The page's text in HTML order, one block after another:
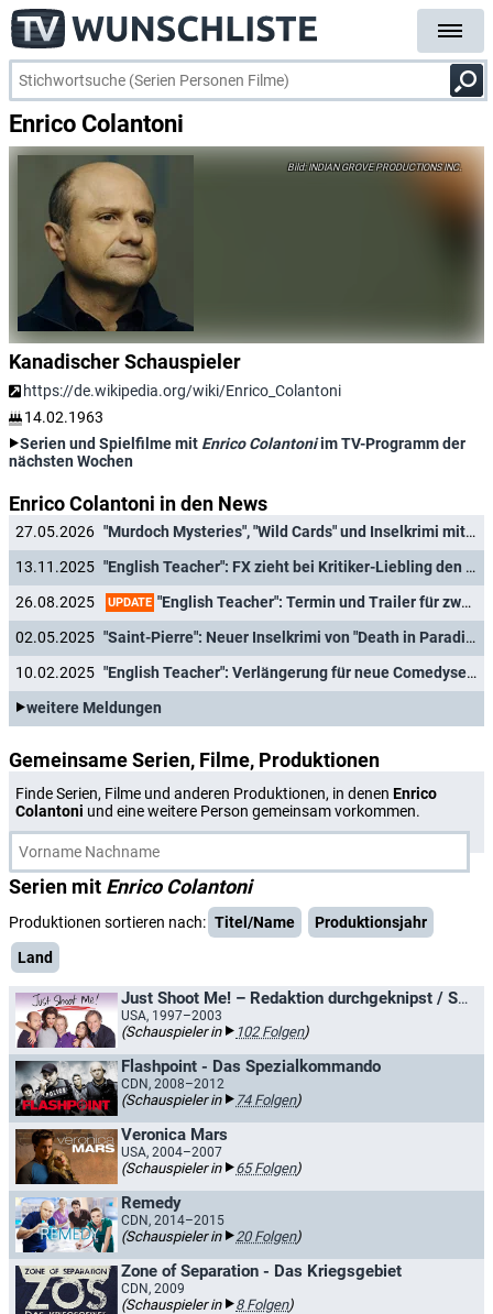
Enrico Colantoni
INDIAN GROVE PRODUCTIONS INC.
Kanadischer Schauspieler
https://de.wikipedia.org/wiki/Enrico_Colantoni
14.02.1963
Serien und Spielfilme mit Enrico Colantoniim TV-Programm der
nächsten Wochen
Enrico Colantoni in den News
27.05.2026
"Murdoch Mysteries", "Wild Cards" und Inselkrimi mit "Death in Paradise"-Star verlängert
13.11.2025
"English Teacher": FX zieht bei Kritiker-Liebling den Stecker
26.08.2025
UPDATE "English Teacher": Termin und Trailer für zweite Staffel der Disney-Dramedy
02.05.2025
"Saint-Pierre": Neuer Inselkrimi von "Death in Paradise"-Star erhält Verlängerung
10.02.2025
"English Teacher": Verlängerung für neue Comedyserie bei Disney+
weitere Meldungen
Gemeinsame Serien, Filme, Produktionen
Finde Serien, Filme und anderen Produktionen, in denen Enrico
Colantoni und eine weitere Person gemeinsam vorkommen.
Serien mit Enrico Colantoni
Produktionen sortieren nach: Titel/Name
Produktionsjahr
Land
Just Shoot Me! – Redaktion durchgeknipst / Shooting Stars
USA, 1997–2003
(Schauspieler in 102 Folgen)
Flashpoint - Das Spezialkommando
CDN, 2008–2012
(Schauspieler in 74 Folgen)
Veronica Mars
USA, 2004–2007
(Schauspieler in 65 Folgen)
Remedy
CDN, 2014–2015
(Schauspieler in 20 Folgen)
Zone of Separation - Das Kriegsgebiet
CDN, 2009
(Schauspieler in 8 Folgen)